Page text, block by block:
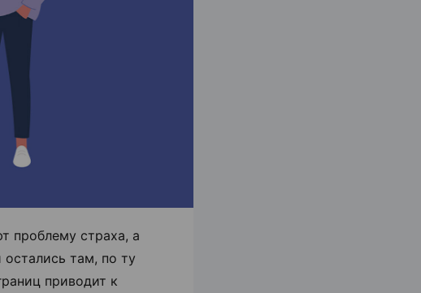
проблему страха, а
там, по ту
приводит к